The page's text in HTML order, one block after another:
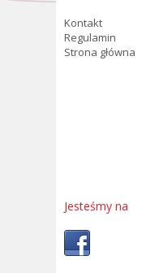
Kontakt
Regulamin
Strona główna
Jesteśmy na